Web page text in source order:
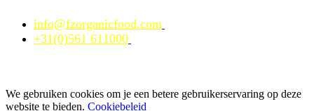
info@fzorganicfood.com
+31(0)561 611000
We gebruiken cookies om je een betere gebruikerservaring op deze
website te bieden. Cookiebeleid